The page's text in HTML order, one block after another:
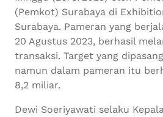
(Pemkot) Surabaya di
Surabaya. Pameran yang
20 Agustus 2023, berhasil
transaksi. Target yang
namun dalam pameran itu
8,2 miliar.
Dewi Soeriyawati selaku